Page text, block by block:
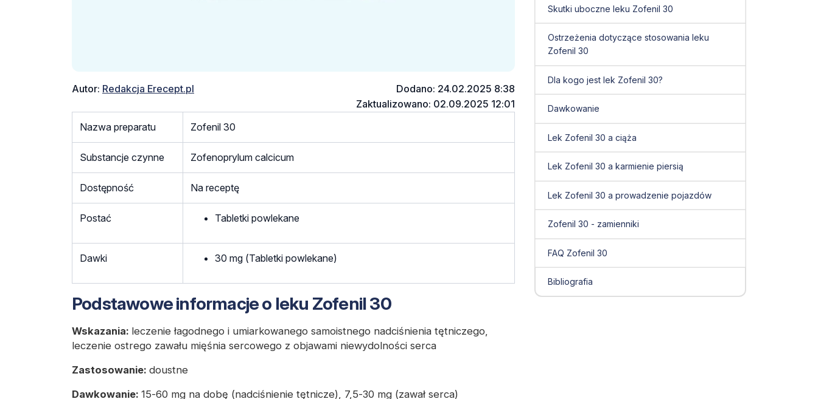
Autor: Redakcja Erecept.pl
Dodano: 24.02.2025 8:38
Zaktualizowano: 02.09.2025 12:01
Nazwa preparatu
Zofenil 30
Substancje czynne Zofenoprylum calcicum
Dostępność Na receptę
Postać Tabletki powlekane
Dawki 30 mg (Tabletki powlekane)
Podstawowe informacje o leku Zofenil 30
Wskazania: leczenie łagodnego i umiarkowanego samoistnego nadciśnienia tętniczego,
leczenie ostrego zawału mięśnia sercowego z objawami niewydolności serca
Zastosowanie: doustne
Dawkowanie: 15-60 mg na dobę (nadciśnienie tętnicze), 7,5-30 mg (zawał serca)
Skutki uboczne leku Zofenil 30
Ostrzeżenia dotyczące stosowania leku
Zofenil 30
Dla kogo jest lek Zofenil 30?
Dawkowanie
Lek Zofenil 30 a ciąża
Lek Zofenil 30 a karmienie piersią
Lek Zofenil 30 a prowadzenie pojazdów
Zofenil 30 - zamienniki
FAQ Zofenil 30
Bibliografia